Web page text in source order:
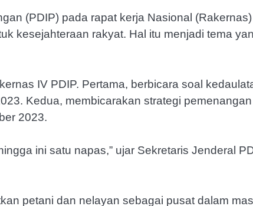
(PDIP) pada rapat kerja Nasional
kesejahteraan rakyat. Hal itu menjadi tema
IV PDIP. Pertama, berbicara soal
Kedua, membicarakan strategi pemenangan
2023.
ini satu napas,” ujar Sekretaris Jenderal
petani dan nelayan sebagai pusat dalam